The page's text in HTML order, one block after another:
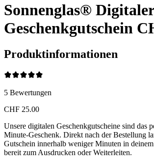
Sonnenglas® Digitaler
Geschenkgutschein
Produktinformationen
5 Bewertungen
CHF 25.00
Unsere digitalen Geschenkgutscheine sind das
Minute-Geschenk. Direkt nach der Bestellung
Gutschein innerhalb weniger Minuten in
bereit zum Ausdrucken oder Weiterleiten.